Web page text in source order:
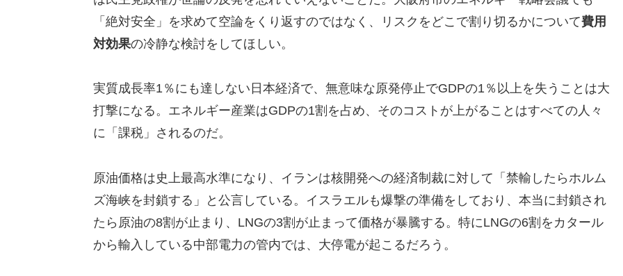
「絶対安全」を求めて空論をくり返すのではなく、リスクをどこで割り切るかについて費用
対効果の冷静な検討をしてほしい。
実質成長率1％にも達しない日本経済で、無意味な原発停止でGDPの1％以上を失うことは大
打撃になる。エネルギー産業はGDPの1割を占め、そのコストが上がることはすべての人々
に「課税」されるのだ。
原油価格は史上最高水準になり、イランは核開発への経済制裁に対して「禁輸したらホルム
ズ海峡を封鎖する」と公言している。イスラエルも爆撃の準備をしており、本当に封鎖され
たら原油の8割が止まり、LNGの3割が止まって価格が暴騰する。特にLNGの6割をカタール
から輸入している中部電力の管内では、大停電が起こるだろう。